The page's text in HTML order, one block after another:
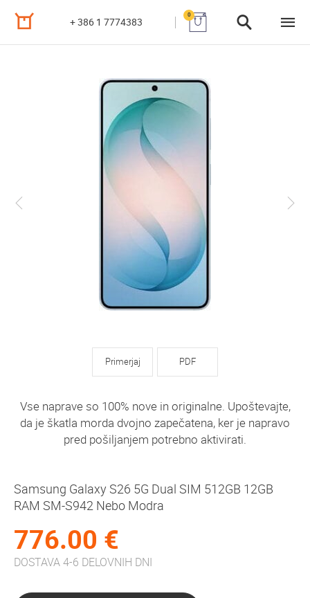
+ 386 1 7774383
0
Primerjaj PDF
Vse naprave so 100% nove in originalne. Upoštevajte,
da je škatla morda dvojno zapečatena, ker je napravo
pred pošiljanjem potrebno aktivirati.
Samsung Galaxy S26 5G Dual SIM 512GB 12GB
RAM SM-S942 Nebo Modra
776.00 €
DOSTAVA 4-6 DELOVNIH DNI